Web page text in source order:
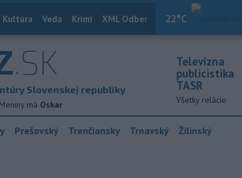
22°C
Kultúra Veda Krimi XML Odber Knihy
.SK
Slovenskej republiky
Meniny má Oskar
Televízna
publicistika
TASR
Všetky relácie
Prešovský Trenčiansky Trnavský Žilinský